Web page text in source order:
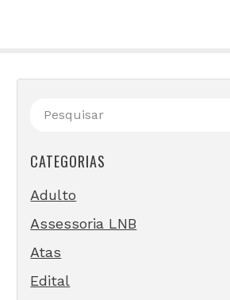
CATEGORIAS
Adulto
Assessoria LNB
Atas
Edital